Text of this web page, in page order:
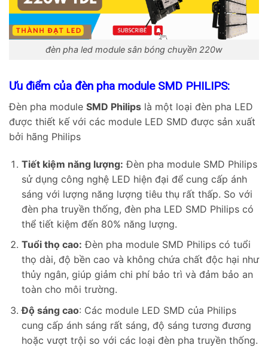
đèn pha led module sân bóng chuyền 220w
Ưu điểm của đèn pha module SMD PHILIPS:
Đèn pha module SMD Philips là một loại đèn pha LED
được thiết kế với các module LED SMD được sản xuất
bởi hãng Philips
Tiết kiệm năng lượng: Đèn pha module SMD Philips
sử dụng công nghệ LED hiện đại để cung cấp ánh
sáng với lượng năng lượng tiêu thụ rất thấp. So với
đèn pha truyền thống, đèn pha LED SMD Philips có
thể tiết kiệm đến 80% năng lượng.
Tuổi thọ cao: Đèn pha module SMD Philips có tuổi
thọ dài, độ bền cao và không chứa chất độc hại như
thủy ngân, giúp giảm chi phí bảo trì và đảm bảo an
toàn cho môi trường.
Độ sáng cao: Các module LED SMD của Philips
cung cấp ánh sáng rất sáng, độ sáng tương đương
hoặc vượt trội so với các loại đèn pha truyền thống.